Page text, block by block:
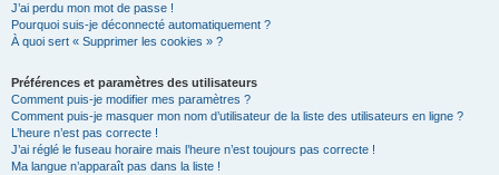
J’ai perdu mon mot de passe !
Pourquoi suis-je déconnecté automatiquement ?
À quoi sert « Supprimer les cookies » ?
Préférences et paramètres des utilisateurs
Comment puis-je modifier mes paramètres ?
Comment puis-je masquer mon nom d’utilisateur de la liste des utilisateurs en ligne ?
L’heure n’est pas correcte !
J’ai réglé le fuseau horaire mais l’heure n’est toujours pas correcte !
Ma langue n’apparaît pas dans la liste !